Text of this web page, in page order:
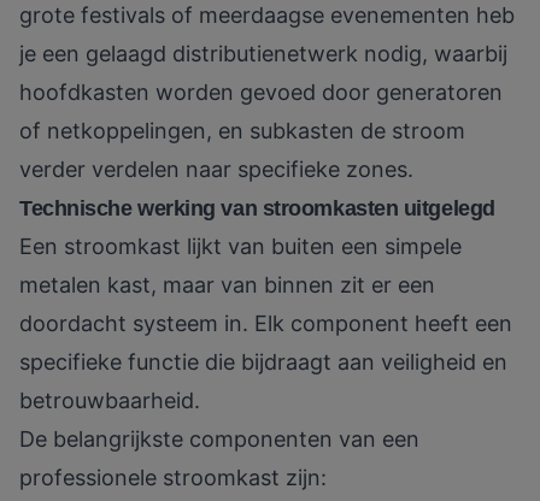
grote festivals of meerdaagse evenementen heb
je een gelaagd distributienetwerk nodig, waarbij
hoofdkasten worden gevoed door generatoren
of netkoppelingen, en subkasten de stroom
verder verdelen naar specifieke zones.
Technische werking van stroomkasten uitgelegd
Een stroomkast lijkt van buiten een simpele
metalen kast, maar van binnen zit er een
doordacht systeem in. Elk component heeft een
specifieke functie die bijdraagt aan veiligheid en
betrouwbaarheid.
De belangrijkste componenten van een
professionele stroomkast zijn: